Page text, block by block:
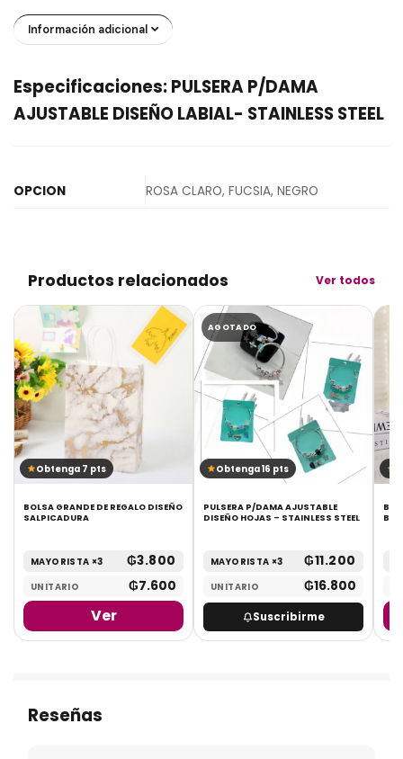
Información adicional
Especificaciones: PULSERA P/DAMA
AJUSTABLE DISEÑO LABIAL- STAINLESS STEEL
OPCION ROSA CLARO, FUCSIA, NEGRO
Productos relacionados Ver todos
Obtenga 7 pts
BOLSA GRANDE DE REGALO DISEÑO
SALPICADURA
MAYORISTA ×3 ₲3.800
UNITARIO ₲7.600
Ver
AGOTADO
Obtenga 16 pts
PULSERA P/DAMA AJUSTABLE
DISEÑO HOJAS – STAINLESS STEEL
MAYORISTA ×3 ₲11.200
UNITARIO ₲16.800
Suscribirme
Reseñas